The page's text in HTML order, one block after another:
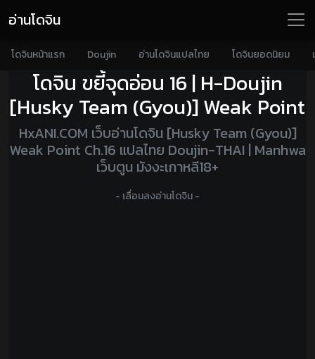
อ่านโดจิน
โดจินหน้าแรก Doujin อ่านโดจินแปลไทย โดจินยอดนิยม
โดจิน ขยี้จุดอ่อน 16 | H-Doujin
[Husky Team (Gyou)] Weak Point
HxANI.COM เว็บอ่านโดจิน [Husky Team (Gyou)]
Weak Point Ch.16 แปลไทย Doujin-THAI | Manhwa
เว็บตูน มังงะเกาหลี18+
- เลื่อนลงอ่านโดจิน -